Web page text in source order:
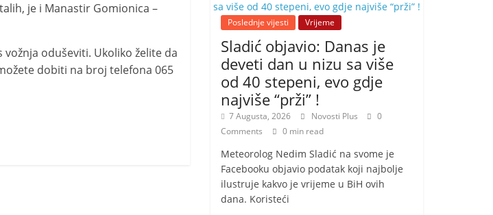
je i Manastir Gomionica –
oduševiti. Ukoliko želite da
dobiti na broj telefona 065
Poslednje vijesti Vrijeme
Sladić objavio: Danas je
deveti dan u nizu sa više
od 40 stepeni, evo gdje
najviše “prži” !
7 Augusta, 2026 Novosti Plus
0
Comments
0 min read
Meteorolog Nedim Sladić na svome je
Facebooku objavio podatak koji najbolje
ilustruje kakvo je vrijeme u BiH ovih
dana. Koristeći